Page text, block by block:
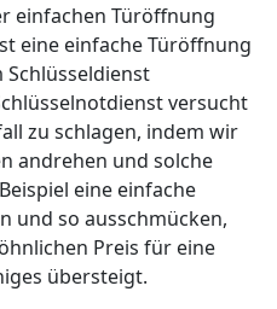
einfachen Türöffnung
eine einfache Türöffnung
Schlüsseldienst
versucht
zu schlagen, indem wir
andrehen und solche
eine einfache
und so ausschmücken,
Preis für eine
übersteigt.